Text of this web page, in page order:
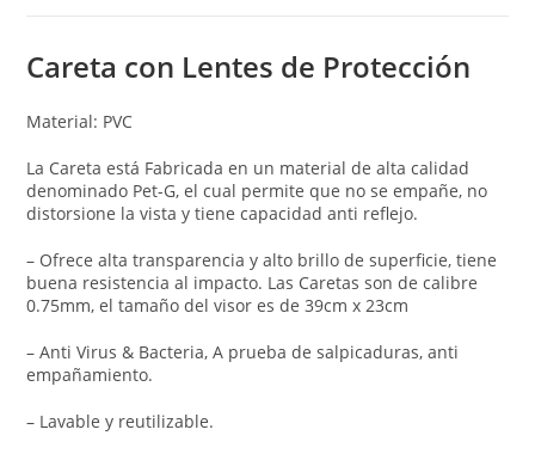
Careta con Lentes de Protección
Material: PVC
La Careta está Fabricada en un material de alta calidad
denominado Pet-G, el cual permite que no se empañe, no
distorsione la vista y tiene capacidad anti reflejo.
– Ofrece alta transparencia y alto brillo de superficie, tiene
buena resistencia al impacto. Las Caretas son de calibre
0.75mm, el tamaño del visor es de 39cm x 23cm
– Anti Virus & Bacteria, A prueba de salpicaduras, anti
empañamiento.
– Lavable y reutilizable.